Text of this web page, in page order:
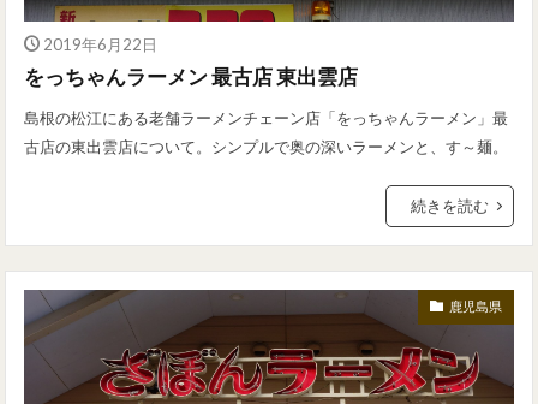
2019年6月22日
をっちゃんラーメン 最古店 東出雲店
島根の松江にある老舗ラーメンチェーン店「をっちゃんラーメン」最
古店の東出雲店について。シンプルで奥の深いラーメンと、す～麺。
続きを読む
鹿児島県